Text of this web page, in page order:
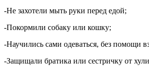
-Не захотели мыть руки перед едой;
-Покормили собаку или кошку;
-Научились сами одеваться, без помощи
-Защищали братика или сестричку от